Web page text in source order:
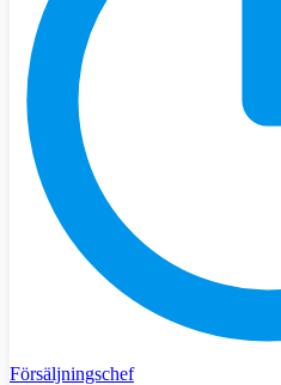
Försäljningschef